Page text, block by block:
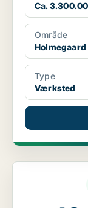
Ca.
Område
Holmegaard
Type
Værksted